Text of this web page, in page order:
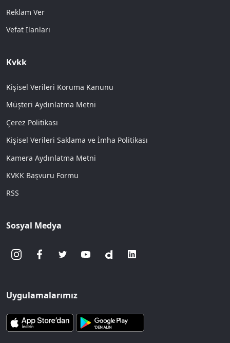
Reklam Ver
Vefat İlanları
Kvkk
Kişisel Verileri Koruma Kanunu
Müşteri Aydınlatma Metni
Çerez Politikası
Kişisel Verileri Saklama ve İmha Politikası
Kamera Aydınlatma Metni
KVKK Başvuru Formu
RSS
Sosyal Medya
Uygulamalarımız